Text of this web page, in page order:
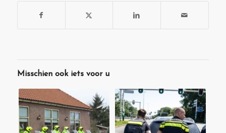
Misschien ook iets voor u